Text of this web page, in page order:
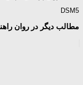
DSM5
مطالب دیگر در روان